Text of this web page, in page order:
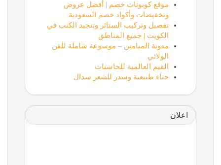
موقع كوبونات خصم | أفضل عروض
وتخفيضات وأكواد خصم السعودية
تفصيل وتركيب الستائر وتنجيد الكنب في
الكويت | جميع المناطق
مدونة الميامين – موسوعة شاملة للفن
الولائي
القيم العالمية للحاسبات
حناء طبيعية وسدر للشعر سدال
اعلان